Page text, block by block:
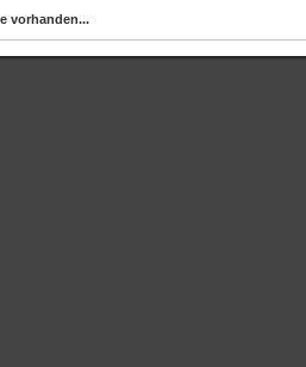
vorhanden...